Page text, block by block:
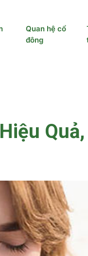
Quan hệ cổ
đông
Quả,